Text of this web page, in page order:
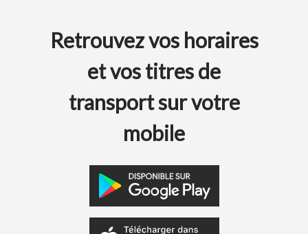
Retrouvez vos horaires
et vos titres de
transport sur votre
mobile